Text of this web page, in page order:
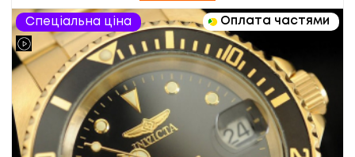
Спеціальна ціна Оплата частями